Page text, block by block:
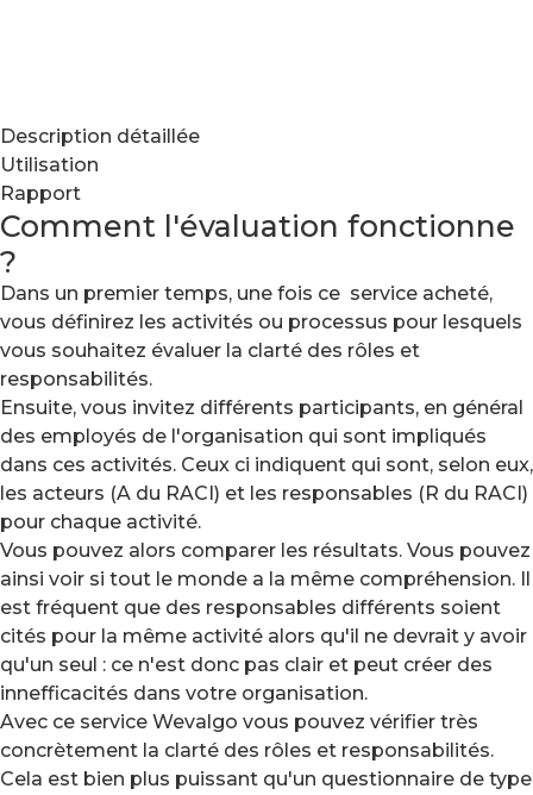
Description détaillée
Utilisation
Rapport
Comment l'évaluation fonctionne
?
Dans un premier temps, une fois ce service acheté,
vous définirez les activités ou processus pour lesquels
vous souhaitez évaluer la clarté des rôles et
responsabilités.
Ensuite, vous invitez différents participants, en général
des employés de l'organisation qui sont impliqués
dans ces activités. Ceux ci indiquent qui sont, selon eux,
les acteurs (A du RACI) et les responsables (R du RACI)
pour chaque activité.
Vous pouvez alors comparer les résultats. Vous pouvez
ainsi voir si tout le monde a la même compréhension. Il
est fréquent que des responsables différents soient
cités pour la même activité alors qu'il ne devrait y avoir
qu'un seul : ce n'est donc pas clair et peut créer des
innefficacités dans votre organisation.
Avec ce service Wevalgo vous pouvez vérifier très
concrètement la clarté des rôles et responsabilités.
Cela est bien plus puissant qu'un questionnaire de type